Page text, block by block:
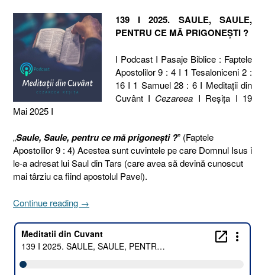
139 I 2025. SAULE, SAULE,
PENTRU CE MĂ PRIGONEȘTI ?
I Podcast I Pasaje Biblice : Faptele
Apostolilor 9 : 4 I 1 Tesaloniceni 2 :
16 I 1 Samuel 28 : 6 I Meditaţii din
Cuvânt I Cezareea I Reşiţa I 19
Mai 2025 I
„Saule, Saule, pentru ce mă prigonești ?” (Faptele
Apostolilor 9 : 4) Acestea sunt cuvintele pe care Domnul Isus i
le-a adresat lui Saul din Tars (care avea să devină cunoscut
mai târziu ca fiind apostolul Pavel).
Continue reading „139
2025.
SAULE,
SAULE,
→